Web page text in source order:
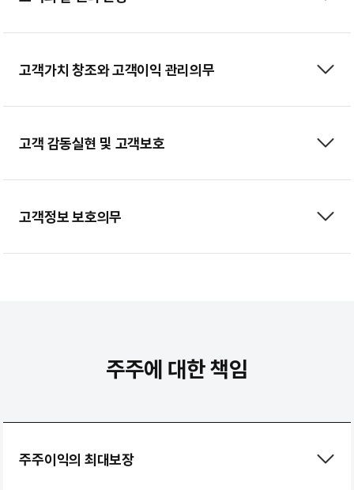
고객가치 창조와 고객이익 관리의무
고객 감동실현 및 고객보호
고객정보 보호의무
주주에 대한 책임
주주이익의 최대보장